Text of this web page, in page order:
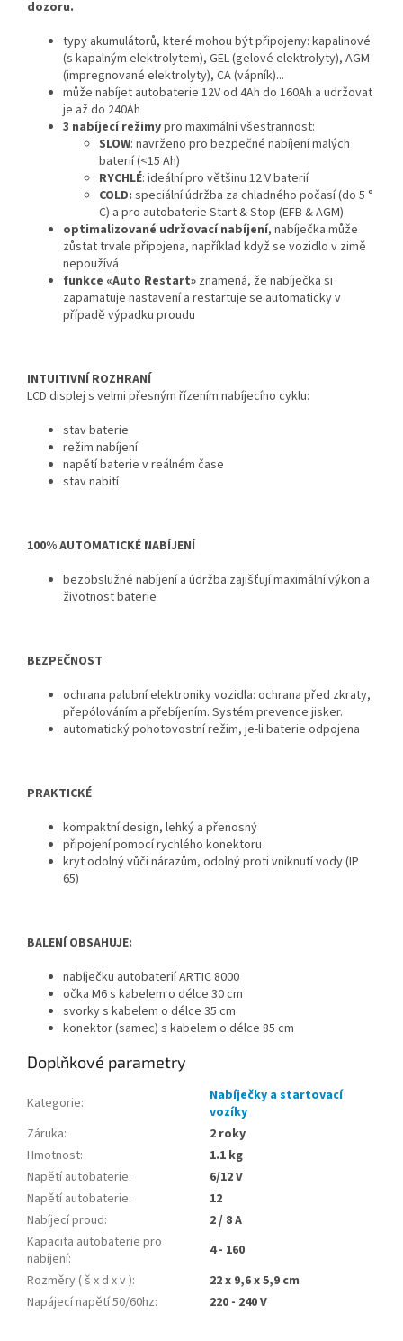
dozoru.
typy akumulátorů, které mohou být připojeny: kapalinové
(s kapalným elektrolytem), GEL (gelové elektrolyty), AGM
(impregnované elektrolyty), CA (vápník)...
může nabíjet autobaterie 12V od 4Ah do 160Ah a udržovat
je až do 240Ah
3 nabíjecí režimypro maximální všestrannost:
SLOW: navrženo pro bezpečné nabíjení malých
baterií (<15 Ah)
RYCHLÉ: ideální pro většinu 12 V baterií
COLD: speciální údržba za chladného počasí (do 5 °
C) a pro autobaterie Start & Stop (EFB & AGM)
optimalizované udržovací nabíjení, nabíječka může
zůstat trvale připojena, například když se vozidlo v zimě
nepoužívá
funkce «Auto Restart» znamená, že nabíječka si
zapamatuje nastavení a restartuje se automaticky v
případě výpadku proudu
INTUITIVNÍ ROZHRANÍ
LCD displej s velmi přesným řízením nabíjecího cyklu:
stav baterie
režim nabíjení
napětí baterie v reálném čase
stav nabití
100% AUTOMATICKÉ NABÍJENÍ
bezobslužné nabíjení a údržba zajišťují maximální výkon a
životnost baterie
BEZPEČNOST
ochrana palubní elektroniky vozidla: ochrana před zkraty,
přepólováním a přebíjením. Systém prevence jisker.
automatický pohotovostní režim, je-li baterie odpojena
PRAKTICKÉ
kompaktní design, lehký a přenosný
připojení pomocí rychlého konektoru
kryt odolný vůči nárazům, odolný proti vniknutí vody (IP
65)
BALENÍ OBSAHUJE:
nabíječku autobaterií ARTIC 8000
očka M6 s kabelem o délce 30 cm
svorky s kabelem o délce 35 cm
konektor (samec) s kabelem o délce 85 cm
Doplňkové parametry
Kategorie:
Nabíječky a startovací
vozíky
Záruka:
2 roky
Hmotnost:
1.1 kg
Napětí autobaterie:
6/12 V
Napětí autobaterie:
12
Nabíjecí proud:
2 / 8 A
Kapacita autobaterie pro
nabíjení:
4 - 160
Rozměry ( š x d x v ):
22 x 9,6 x 5,9 cm
Napájecí napětí 50/60hz: 220 - 240 V